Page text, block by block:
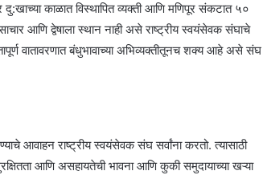
काळात विस्थापित व्यक्ती आणि मणिपूर संकटात ५०
आणि द्वेषाला स्थान नाही असे राष्ट्रीय स्वयंसेवक संघाचे
वातावरणात बंधुभावाच्या अभिव्यक्तीतूनच शक्य आहे असे संघ
आवाहन राष्ट्रीय स्वयंसेवक संघ सर्वांना करतो. त्यासाठी
आणि असहायतेची भावना आणि कुकी समुदायाच्या खऱ्या